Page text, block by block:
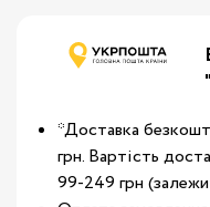
*Доставка
грн. Вартість
99-249 грн